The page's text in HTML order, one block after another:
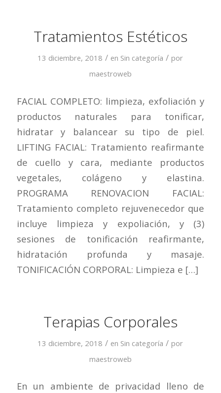
Tratamientos Estéticos
13 diciembre, 2018 / en Sin categoría / por
maestroweb
FACIAL COMPLETO: limpieza, exfoliación y
productos naturales para tonificar,
hidratar y balancear su tipo de piel.
LIFTING FACIAL: Tratamiento reafirmante
de cuello y cara, mediante productos
vegetales, colágeno y elastina.
PROGRAMA RENOVACION FACIAL:
Tratamiento completo rejuvenecedor que
incluye limpieza y expoliación, y (3)
sesiones de tonificación reafirmante,
hidratación profunda y masaje.
TONIFICACIÓN CORPORAL: Limpieza e […]
Terapias Corporales
13 diciembre, 2018 / en Sin categoría / por
maestroweb
En un ambiente de privacidad lleno de